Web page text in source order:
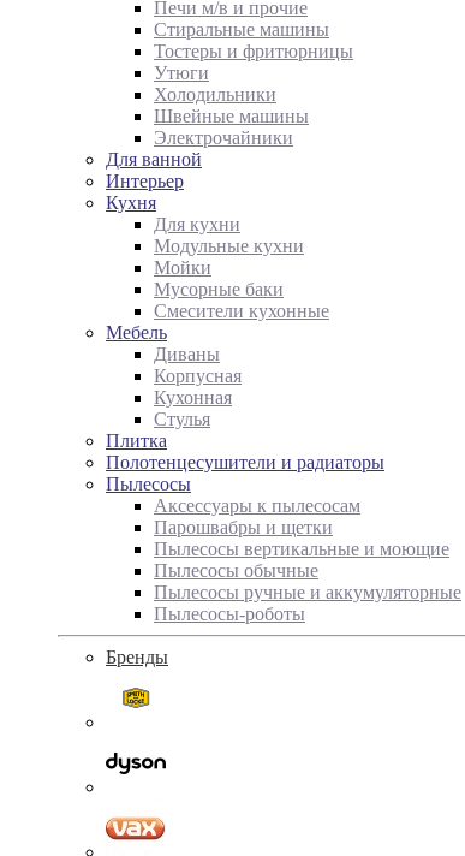
Печи м/в и прочие
Стиральные машины
Тостеры и фритюрницы
Утюги
Холодильники
Швейные машины
Электрочайники
Для ванной
Интерьер
Кухня
Для кухни
Модульные кухни
Мойки
Мусорные баки
Смесители кухонные
Мебель
Диваны
Корпусная
Кухонная
Стулья
Плитка
Полотенцесушители и радиаторы
Пылесосы
Аксессуары к пылесосам
Парошвабры и щетки
Пылесосы вертикальные и моющие
Пылесосы обычные
Пылесосы ручные и аккумуляторные
Пылесосы-роботы
Бренды